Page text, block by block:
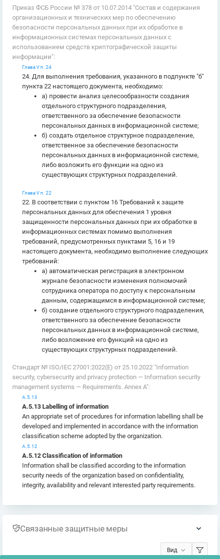
Приказ ФСБ России № 378 от 10.07.2014 "Состав и содержания
организационных и технических мер по обеспечению
безопасности персональных данных при их обработке в
информационных системах персональных данных с
использованием средств криптографической защиты
информации":
Глава V п. 24
24. Для выполнения требования, указанного в подпункте "б"
пункта 22 настоящего документа, необходимо:
а) провести анализ целесообразности создания
отдельного структурного подразделения,
ответственного за обеспечение безопасности
персональных данных в информационной системе;
б) создать отдельное структурное подразделение,
ответственное за обеспечение безопасности
персональных данных в информационной системе,
либо возложить его функции на одно из
существующих структурных подразделений.
Глава V п. 22
22. В соответствии с пунктом 16 Требований к защите
персональных данных для обеспечения 1 уровня
защищенности персональных данных при их обработке в
информационных системах помимо выполнения
требований, предусмотренных пунктами 5, 16 и 19
настоящего документа, необходимо выполнение следующих
требований:
а) автоматическая регистрация в электронном
журнале безопасности изменения полномочий
сотрудника оператора по доступу к персональным
данным, содержащимся в информационной системе;
б) создание отдельного структурного подразделения,
ответственного за обеспечение безопасности
персональных данных в информационной системе,
либо возложение его функций на одно из
существующих структурных подразделений.
Стандарт № ISO/IEC 27001:2022(E) от 25.10.2022 "Information
security, cybersecurity and privacy protection — Information security
management systems — Requirements. Annex A":
А.5.13
А.5.13 Labelling of information
An appropriate set of procedures for information labelling shall be
developed and implemented in accordance with the information
classification scheme adopted by the organization.
А.5.12
А.5.12 Classification of information
Information shall be classified according to the information
security needs of the organization based on confidentiality,
integrity, availability and relevant interested party requirements.
Связанные защитные меры
Вид